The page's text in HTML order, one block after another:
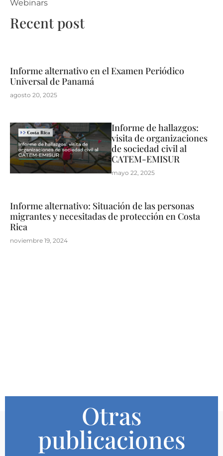
Webinars
Recent post
Informe alternativo en el Examen Periódico
Universal de Panamá
agosto 20, 2025
Informe de hallazgos:
visita de organizaciones
de sociedad civil al
CATEM-EMISUR
mayo 22, 2025
Informe alternativo: Situación de las personas
migrantes y necesitadas de protección en Costa
Rica
noviembre 19, 2024
Otras
publicaciones